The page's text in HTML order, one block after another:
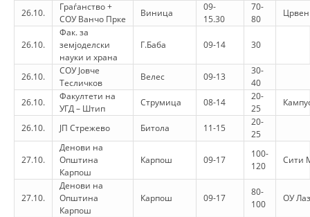
26.10.
Граѓанство +
СОУ Ванчо Прке
Виница
09-
15.30
70-
80
26.10.
Фак. за
земјоделски
науки и храна
Г.Баба 09-14 30
26.10.
СОУ Јовче
Тесличков
Велес 09-13
30-
40
26.10.
Факултети на
УГД – Штип
Струмица 08-14
20-
25
26.10. ЈП Стрежево Битола 11-15
20-
25
27.10.
Денови на
Општина
Карпош
Карпош 09-17
100-
120
Сити
27.10.
Денови на
Општина
Карпош
Карпош 09-17
80-
100
ОУ